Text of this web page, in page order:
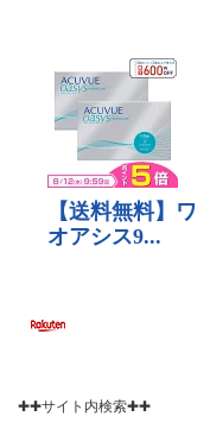
✚✚サイト内検索✚✚